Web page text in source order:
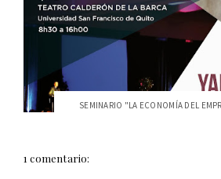
SEMINARIO "LA ECONOMÍA DEL
1 comentario: